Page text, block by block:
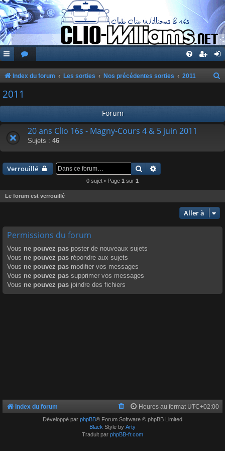
Index du forum Les sorties Nos précédentes sorties 2011
2011
Forum
20 ans Clio 16s - Magny-Cours 4 & 5 juin 2011
Sujets : 46
Verrouillé Rechercher
0 sujet • Page 1 sur 1
Le forum est verrouillé
Aller à
Permissions du forum
Vous ne pouvez pas poster de nouveaux sujets
Vous ne pouvez pas répondre aux sujets
Vous ne pouvez pas modifier vos messages
Vous ne pouvez pas supprimer vos messages
Vous ne pouvez pas joindre des fichiers
Index du forum Heures au format UTC+02:00
Développé par phpBB® Forum Software © phpBB Limited
Black Style by Arty
Traduit par phpBB-fr.com